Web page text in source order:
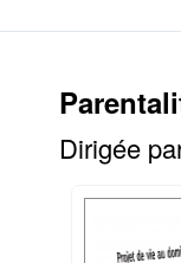
Dirigée